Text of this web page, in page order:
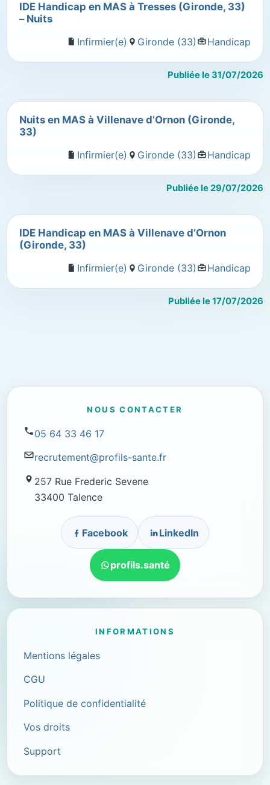
IDE Handicap en MAS à Tresses (Gironde, 33)
– Nuits
Infirmier(e)
Gironde (33) Handicap
Publiée le 31/07/2026
Nuits en MAS à Villenave d’Ornon (Gironde,
33)
Infirmier(e)
Gironde (33) Handicap
Publiée le 29/07/2026
IDE Handicap en MAS à Villenave d’Ornon
(Gironde, 33)
Infirmier(e)
Gironde (33) Handicap
Publiée le 17/07/2026
NOUS CONTACTER
05 64 33 46 17
recrutement@profils-sante.fr
257 Rue Frederic Sevene
33400 Talence
Facebook LinkedIn
profils.santé
INFORMATIONS
Mentions légales
CGU
Politique de confidentialité
Vos droits
Support